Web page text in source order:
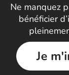
Ne manquez
bénéficier
Je